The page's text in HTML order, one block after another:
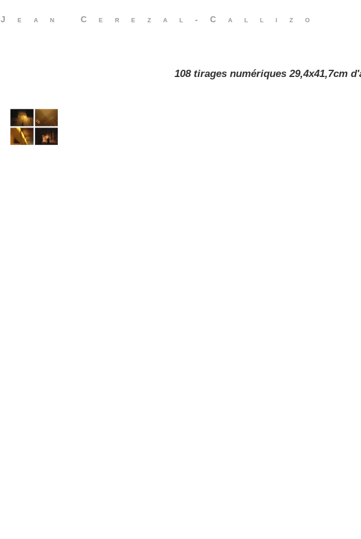
Jean Cerezal-Callizo
108 tirages numériques 29,4x41,7cm